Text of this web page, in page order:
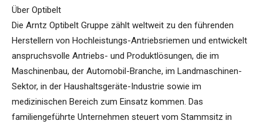
Über Optibelt
Die Arntz Optibelt Gruppe zählt weltweit zu den führenden
Herstellern von Hochleistungs-Antriebsriemen und entwickelt
anspruchsvolle Antriebs- und Produktlösungen, die im
Maschinenbau, der Automobil-Branche, im Landmaschinen-
Sektor, in der Haushaltsgeräte-Industrie sowie im
medizinischen Bereich zum Einsatz kommen. Das
familiengeführte Unternehmen steuert vom Stammsitz in